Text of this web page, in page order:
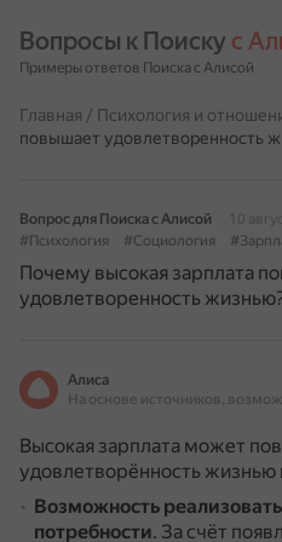
Вопросы к Поиску с
Примеры ответов Поиска с Алисой
Главная / Психология и
повышает удовлетворенность
Вопрос для Поиска с Алисой
10
#Психология
#Социология
Почему высокая зарплата
удовлетворенность
Алиса
Высокая зарплата может
удовлетворённость
Возможность
потребности. За счёт